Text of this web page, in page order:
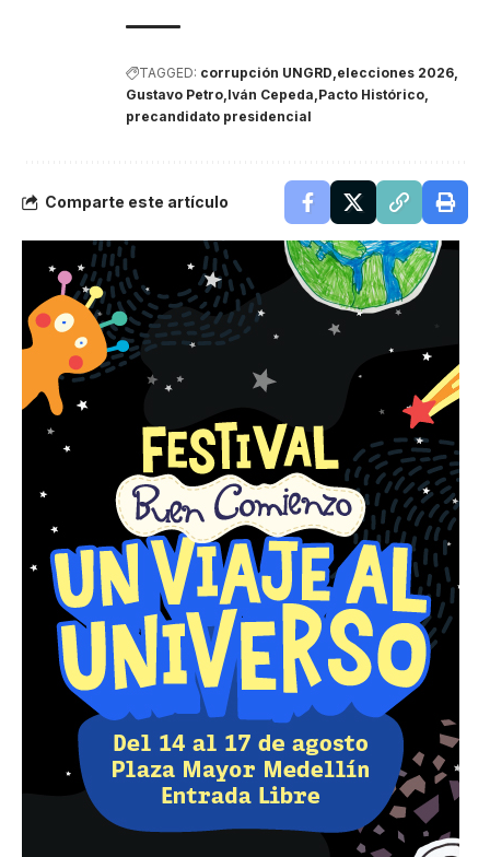
TAGGED: corrupción UNGRD elecciones 2026
Gustavo Petro Iván Cepeda Pacto Histórico
precandidato presidencial
Comparte este artículo